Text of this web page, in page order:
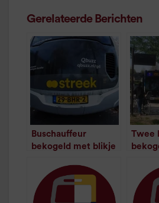
Gerelateerde Berichten
Buschauffeur
bekogeld met blikje
minuten
leestijd
Twee